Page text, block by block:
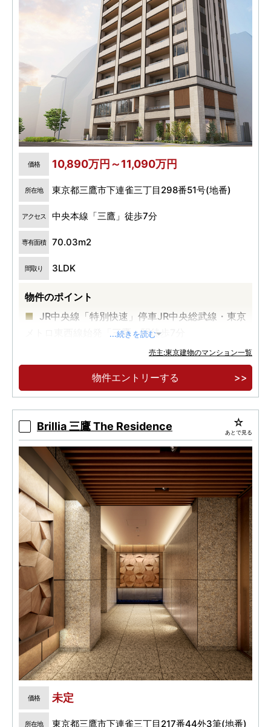
価格 10,890万円～11,090万円
所在地 東京都三鷹市下連雀三丁目298番51号(地番)
アクセス 中央本線「三鷹」徒歩7分
専有面積 70.03m2
間取り 3LDK
物件のポイント
JR中央線「特別快速」停車JR中央総武線・東京
メトロ東西線始発「三鷹」駅徒歩7分
全邸南向き・ワイドスパン・※角住戸率約
66％・１LDK～３LDK※全24戸中16戸が角住戸
...続きを読む
売主:東京建物のマンション一覧
物件エントリーする
Brillia 三鷹 The Residence あとで見る
価格 未定
所在地 東京都三鷹市下連雀三丁目217番44外3筆(地番)